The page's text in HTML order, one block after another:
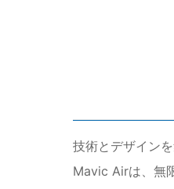
技術とデザイン
Mavic Airは、無